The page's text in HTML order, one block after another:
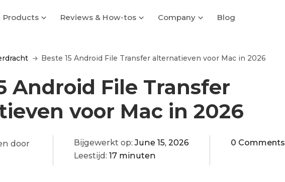
Products Reviews & How-tos Company Blog
Beste 15 Android File Transfer alternatieven voor Mac in 2026
Android File Transfer
voor Mac in 2026
door
Bijgewerkt op:June 15, 2026
Leestijd: 17 minuten
0 Comments